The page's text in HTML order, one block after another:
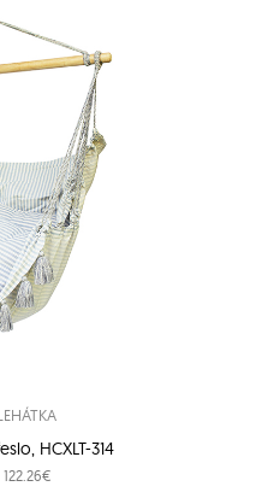
HCXLT-314
122.26€